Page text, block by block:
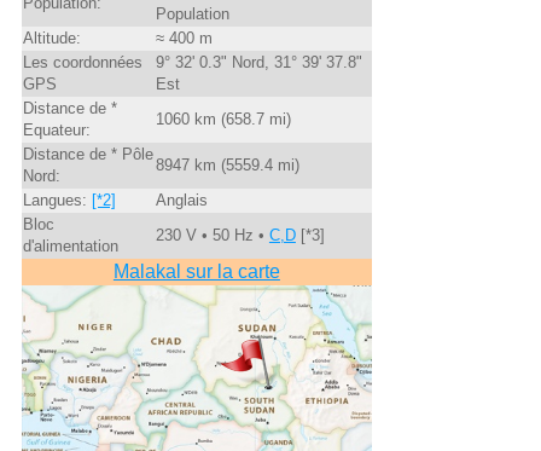
Population
Altitude:
≈ 400 m
Les coordonnées
GPS
9° 32' 0.3" Nord, 31° 39' 37.8"
Est
Distance de *
Equateur:
1060 km (658.7 mi)
Distance de * Pôle
Nord:
8947 km (5559.4 mi)
Langues: [*2]
Anglais
Bloc
d'alimentation
230 V • 50 Hz • C,D[*3]
Malakal sur la carte